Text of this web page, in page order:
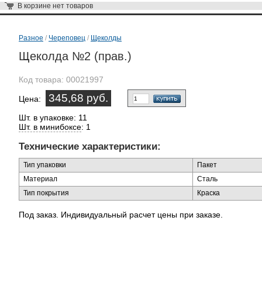
В корзине нет товаров
Разное / Череповец / Щеколды
Щеколда №2 (прав.)
Код товара: 00021997
Цена: 345,68 руб.
Шт. в упаковке: 11
Шт. в минибоксе: 1
Технические характеристики:
Тип упаковки
Пакет
Материал
Сталь
Тип покрытия
Краска
Под заказ. Индивидуальный расчет цены при заказе.